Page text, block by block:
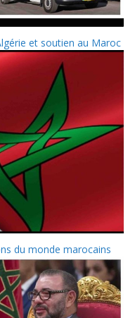
et soutien au Maroc
du monde marocains